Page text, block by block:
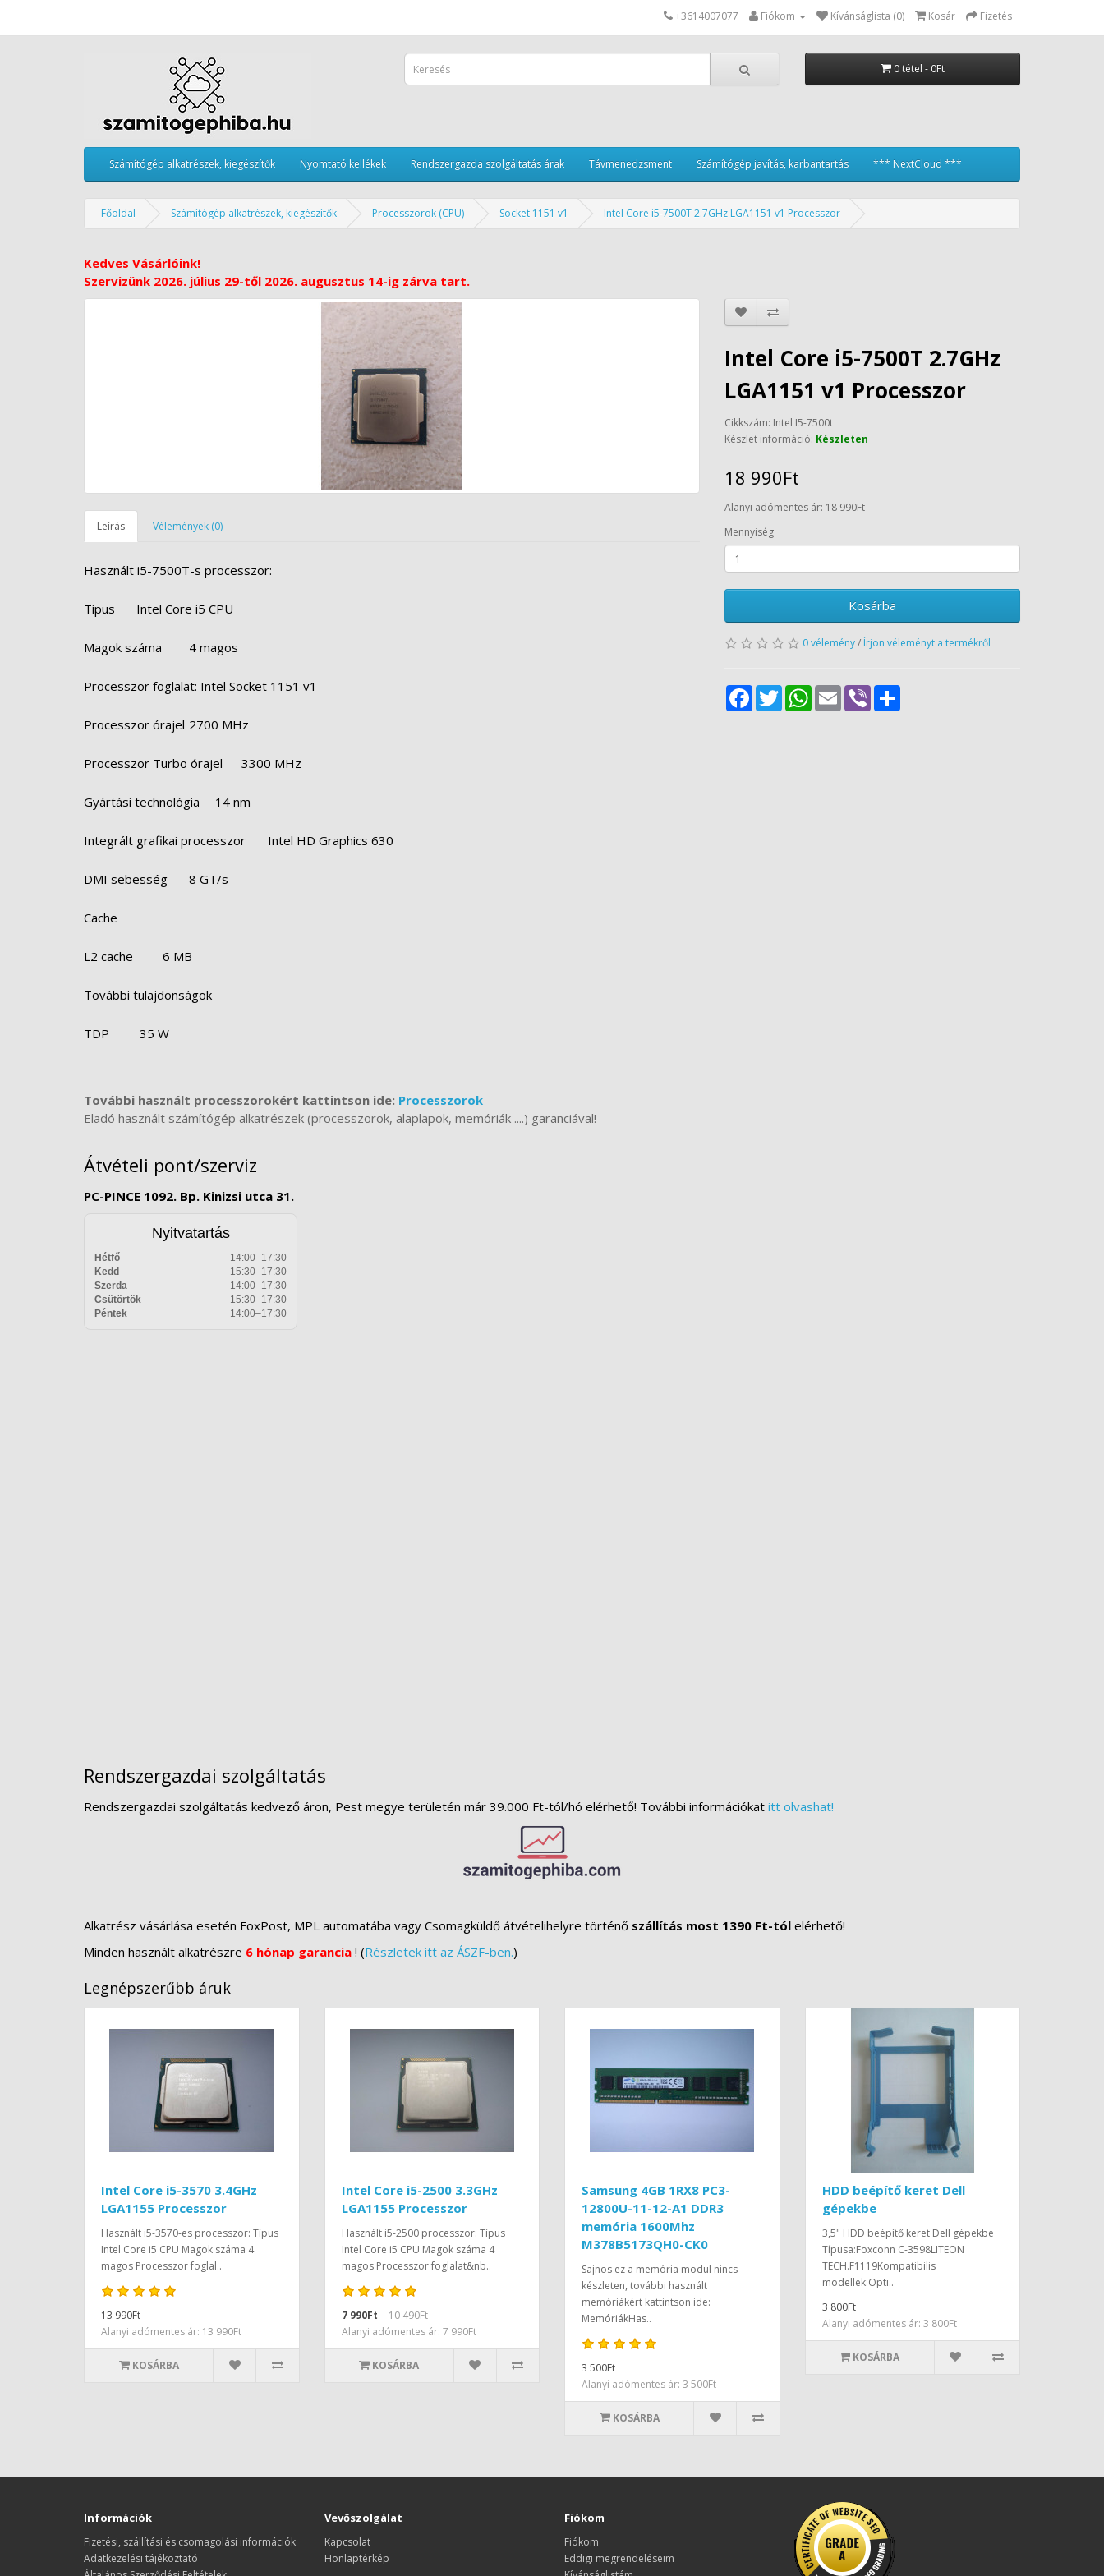
+3614007077 Fiókom Kívánságlista (0) Kosár Fizetés
0 tétel - 0Ft
Számítógép alkatrészek, kiegészítők Nyomtató kellékek Rendszergazda szolgáltatás árak Távmenedzsment Számítógép javítás, karbantartás *** NextCloud ***
Főoldal Számítógép alkatrészek, kiegészítők Processzorok (CPU) Socket 1151 v1 Intel Core i5-7500T 2.7GHz LGA1151 v1 Processzor
Kedves Vásárlóink!
Szervizünk 2026. július 29-től 2026. augusztus 14-ig zárva tart.
Leírás Vélemények (0)
Használt i5-7500T-s processzor:
Típus Intel Core i5 CPU
Magok száma 4 magos
Processzor foglalat: Intel Socket 1151 v1
Processzor órajel 2700 MHz
Processzor Turbo órajel 3300 MHz
Gyártási technológia 14 nm
Integrált grafikai processzor Intel HD Graphics 630
DMI sebesség 8 GT/s
Cache
L2 cache 6 MB
További tulajdonságok
TDP 35 W
További használt processzorokért kattintson ide: Processzorok
Eladó használt számítógép alkatrészek (processzorok, alaplapok, memóriák ....) garanciával!
Intel Core i5-7500T 2.7GHz
LGA1151 v1 Processzor
Cikkszám: Intel I5-7500t
Készlet információ: Készleten
18 990Ft
Alanyi adómentes ár: 18 990Ft
Mennyiség
Kosárba
0 vélemény/ Írjon véleményt a termékről
FacebookTwitter WhatsApp
Email Viber
Átvételi pont/szerviz
PC-PINCE 1092. Bp. Kinizsi utca 31.
Nyitvatartás
Hétfő
14:00–17:30
Kedd
15:30–17:30
Szerda
14:00–17:30
Csütörtök
15:30–17:30
Péntek
14:00–17:30
Rendszergazdai szolgáltatás
Rendszergazdai szolgáltatás kedvező áron, Pest megye területén már 39.000 Ft-tól/hó elérhető! További információkat itt olvashat!
Alkatrész vásárlása esetén FoxPost, MPL automatába vagy Csomagküldő átvételihelyre történő szállítás most 1390 Ft-tól elérhető!
Minden használt alkatrészre 6 hónap garancia ! (Részletek itt az ÁSZF-ben.)
Legnépszerűbb áruk
Intel Core i5-3570 3.4GHz
LGA1155 Processzor
Használt i5-3570-es processzor: Típus
Intel Core i5 CPU Magok száma 4
magos Processzor foglal..
13 990Ft
Alanyi adómentes ár: 13 990Ft
KOSÁRBA
Intel Core i5-2500 3.3GHz
LGA1155 Processzor
Használt i5-2500 processzor: Típus
Intel Core i5 CPU Magok száma 4
magos Processzor foglalat&nb..
7 990Ft
10 490Ft
Alanyi adómentes ár: 7 990Ft
KOSÁRBA
Samsung 4GB 1RX8 PC3-
12800U-11-12-A1 DDR3
memória 1600Mhz
M378B5173QH0-CK0
Sajnos ez a memória modul nincs
készleten, további használt
memóriákért kattintson ide:
MemóriákHas..
3 500Ft
Alanyi adómentes ár: 3 500Ft
KOSÁRBA
HDD beépítő keret Dell
gépekbe
3,5" HDD beépítő keret Dell gépekbe
Típusa:Foxconn C-3598LITEON
TECH.F1119Kompatibilis
modellek:Opti..
3 800Ft
Alanyi adómentes ár: 3 800Ft
KOSÁRBA
Információk
Fizetési, szállítási és csomagolási információk
Adatkezelési tájékoztató
Vevőszolgálat
Kapcsolat
Honlaptérkép
Fiókom
Fiókom
Eddigi megrendeléseim